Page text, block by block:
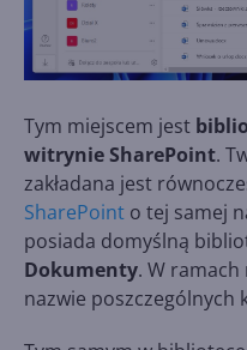
Tym miejscem jest
witrynie SharePoint.
zakładana jest
SharePoint o tej samej
posiada domyślną
Dokumenty. W
nazwie poszczególnych